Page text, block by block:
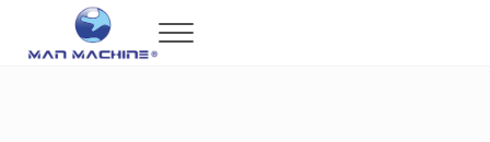
Saltar al contenido principal
Skip to header right navigation
Skip to after header navigation
Skip to site footer
Menu